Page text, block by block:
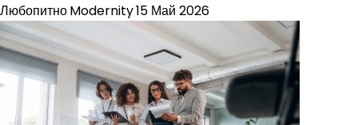
ЛюбопитноModernity15 Май 2026